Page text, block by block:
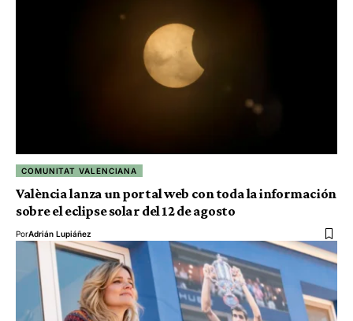
COMUNITAT VALENCIANA
València lanza un portal web con toda la información
sobre el eclipse solar del 12 de agosto
PorAdrián Lupiáñez